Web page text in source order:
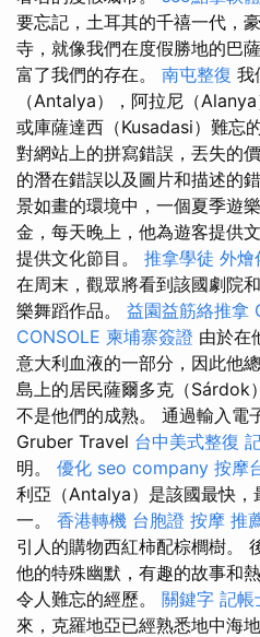
要忘記，土耳其的千禧一代，
寺，就像我們在度假勝地的巴
富了我們的存在。 南屯整復 我
（Antalya），阿拉尼（
或庫薩達西（Kusadasi）難忘
對網站上的拼寫錯誤，丟失的
的潛在錯誤以及圖片和描述的
景如畫的環境中，一個夏季遊
金，每天晚上，他為遊客提供
提供文化節目。 推拿學徒 外燴
在周末，觀眾將看到該國劇院
樂舞蹈作品。 益園益筋絡推拿
CONSOLE 柬埔寨簽證 由於在
意大利血液的一部分，因此他
島上的居民薩爾多克（Sárdok
不是他們的成熟。 通過輸入電
Gruber Travel 台中美式整復
明。 優化 seo company 按摩
利亞（Antalya）是該國最快，
一。 香港轉機 台胞證 按摩 推
引人的購物西紅柿配棕櫚樹。
他的特殊幽默，有趣的故事和
令人難忘的經歷。 關鍵字 記帳
來，克羅地亞已經熟悉地中海